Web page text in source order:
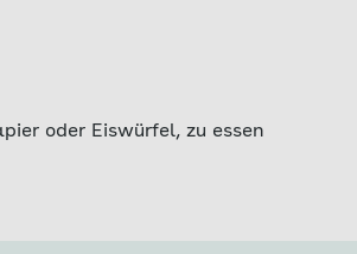
oder Eiswürfel, zu essen